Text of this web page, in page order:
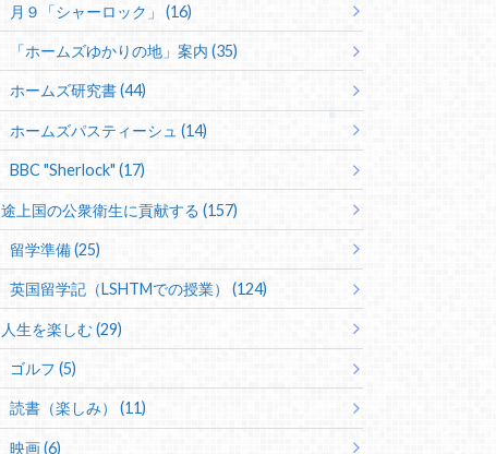
月９「シャーロック」 (16)
「ホームズゆかりの地」案内 (35)
ホームズ研究書 (44)
ホームズパスティーシュ (14)
BBC "Sherlock" (17)
途上国の公衆衛生に貢献する (157)
留学準備 (25)
英国留学記（LSHTMでの授業） (124)
人生を楽しむ (29)
ゴルフ (5)
読書（楽しみ） (11)
映画 (6)